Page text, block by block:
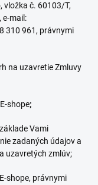
vložka č. 60103/T,
, e-mail:
310 961, právnymi
na uzavretie Zmluvy
shope;
Vami
zadaných údajov a
uzavretých zmlúv;
shope, právnymi